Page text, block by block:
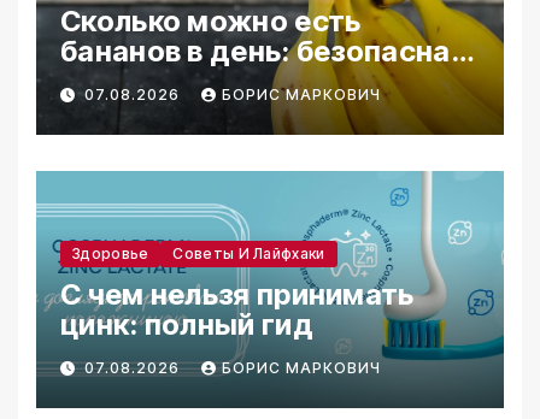
Сколько можно есть
бананов в день: безопасная
норма
07.08.2026 БОРИС МАРКОВИЧ
Здоровье Советы И Лайфхаки
С чем нельзя принимать
цинк: полный гид
07.08.2026 БОРИС МАРКОВИЧ